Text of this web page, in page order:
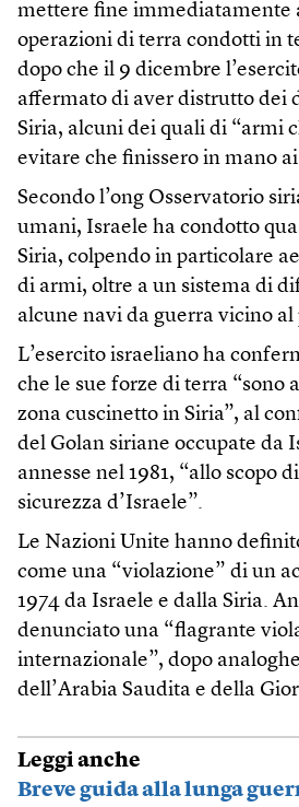
mettere fine immediatamente
operazioni di terra condotti in
dopo che il 9 dicembre
affermato di aver distrutto dei
Siria, alcuni dei quali di “armi
evitare che finissero in mano
Secondo l’ong Osservatorio
umani, Israele ha condotto
Siria, colpendo in particolare
di armi, oltre a un sistema di
alcune navi da guerra vicino
L’esercito israeliano ha
che le sue forze di terra “sono
zona cuscinetto in Siria”, al
del Golan siriane occupate da
annesse nel 1981, “allo scopo
sicurezza d’Israele”.
Le Nazioni Unite hanno
come una “violazione” di un
1974 da Israele e dalla Siria.
denunciato una “flagrante
internazionale”, dopo
dell’Arabia Saudita e della
Leggi anche
Breve guida alla lunga